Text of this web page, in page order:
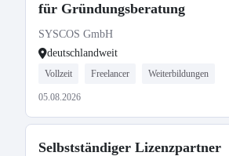
für Gründungsberatung
SYSCOS GmbH
deutschlandweit
Vollzeit Freelancer Weiterbildungen
05.08.2026
Selbstständiger Lizenzpartner